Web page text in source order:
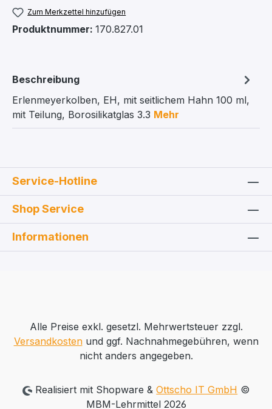
Zum Merkzettel hinzufügen
Produktnummer: 170.827.01
Beschreibung
Erlenmeyerkolben, EH, mit seitlichem Hahn 100 ml,
mit Teilung, Borosilikatglas 3.3 Mehr
Service-Hotline
Shop Service
Informationen
Alle Preise exkl. gesetzl. Mehrwertsteuer zzgl.
Versandkostenund ggf. Nachnahmegebühren, wenn
nicht anders angegeben.
Realisiert mit Shopware &Ottscho IT GmbH ©
MBM-Lehrmittel 2026